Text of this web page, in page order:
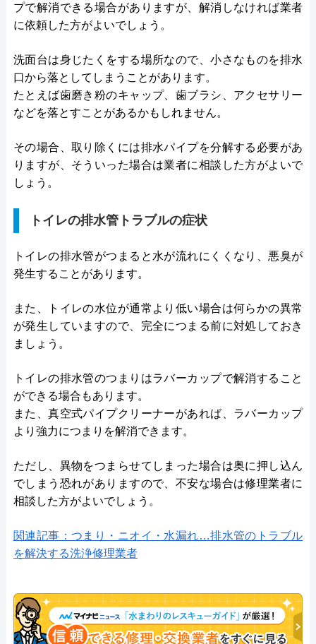
プで解消できる場合がありますが、解消しなければ業者
に依頼した方がよいでしょう。
洗面台は身じたくをする場所なので、小さなものを排水
口から落としてしまうことがあります。
たとえば歯磨き粉のキャップ、歯ブラシ、アクセサリー
などを落とすことがあるかもしれません。
その場合、取り除くには排水パイプを分解する必要があ
りますが、そういった場合は業者に相談した方がよいで
しょう。
トイレの排水管トラブルの症状
トイレの排水管がつまると水が流れにくくなり、悪臭が
発生することがあります。
また、トイレの水位が通常より低い場合は何らかの異常
が発生していますので、完全につまる前に対処しておき
ましょう。
トイレの排水管のつまりはラバーカップで解消すること
ができる場合もあります。
また、真空式パイプクリーナーがあれば、ラバーカップ
より強力につまりを解消できます。
ただし、異物をつまらせてしまった場合は奥に押し込ん
でしまう恐れがありますので、不安な場合は修理業者に
相談した方がよいでしょう。
関連記事：つまり・ニオイ・水漏れ…排水管のトラブル
を解決する洗浄修理業者